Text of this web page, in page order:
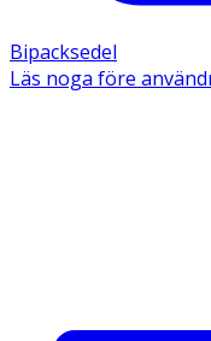
Bipacksedel
Läs noga före